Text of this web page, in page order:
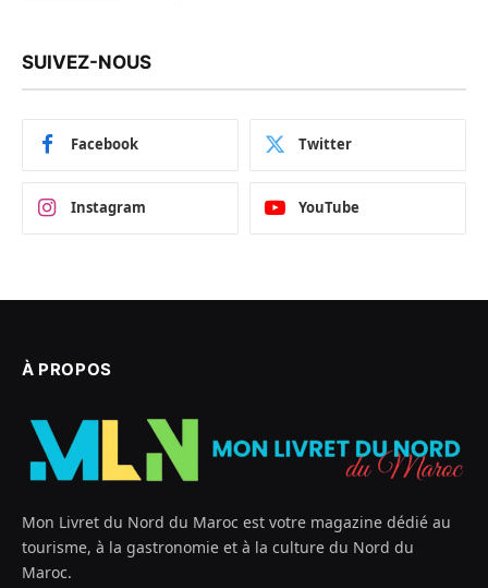
SUIVEZ-NOUS
Facebook Twitter
Instagram YouTube
À PROPOS
Mon Livret du Nord du Maroc est votre magazine dédié au
tourisme, à la gastronomie et à la culture du Nord du
Maroc.